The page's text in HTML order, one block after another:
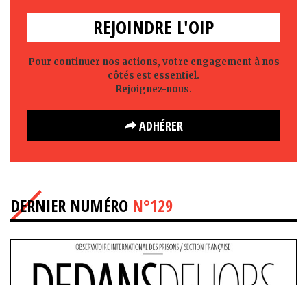
REJOINDRE L'OIP
Pour continuer nos actions, votre engagement à nos
côtés est essentiel.
Rejoignez-nous.
ADHÉRER
DERNIER NUMÉRO N°129